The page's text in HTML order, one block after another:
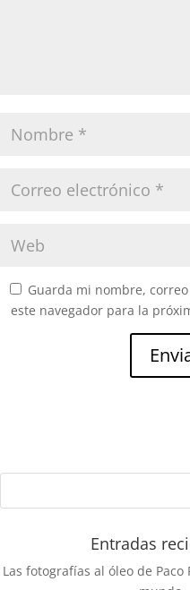
Guarda mi nombre,
este navegador para la
Entradas
Las fotografías al óleo de Paco